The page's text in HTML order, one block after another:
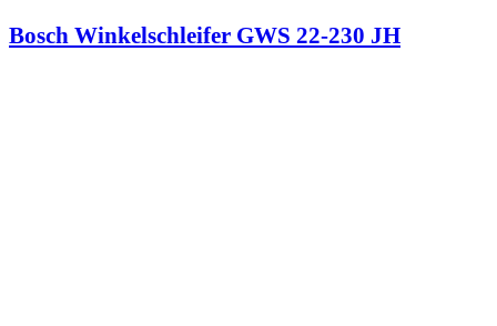
Bosch Winkelschleifer GWS 22-230 JH